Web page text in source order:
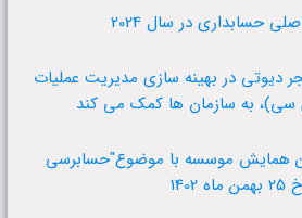
در بهینه سازی مدیریت عملیات
به سازمان ها کمک می کند
همایش موسسه با موضوع"حسابرسی